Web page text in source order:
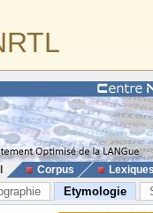
Corpus
Etymologie